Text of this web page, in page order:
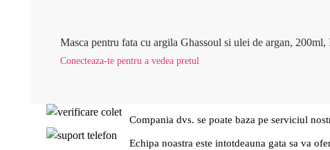
Masca pentru fata cu argila Ghassoul si ulei de argan, 200ml,
Conecteaza-te pentru a vedea pretul
Compania dvs. se poate baza pe serviciul
Echipa noastra este intotdeauna gata sa va